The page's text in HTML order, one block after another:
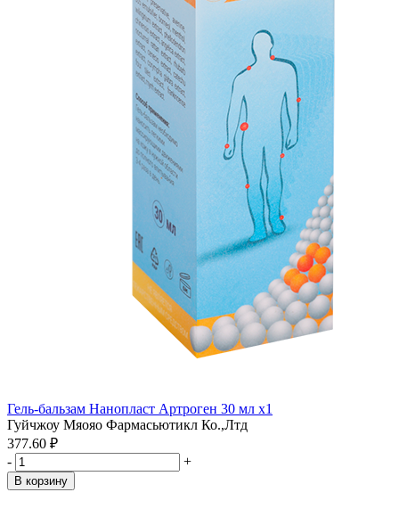
Гель-бальзам Нанопласт Артроген 30 мл x1
Гуйчжоу Мяояо Фармасьютикл Ко.,Лтд
377.60 ₽
-
+
В корзину